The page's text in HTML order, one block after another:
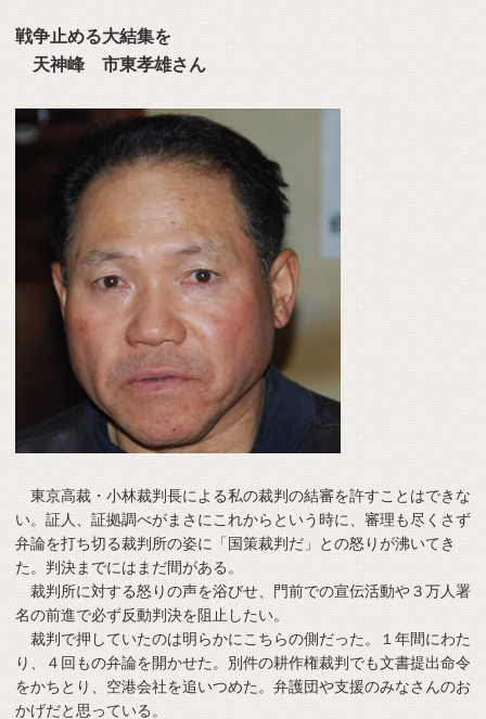
戦争止める大結集を
天神峰 市東孝雄さん
東京高裁・小林裁判長による私の裁判の結審を許すことはできな
い。証人、証拠調べがまさにこれからという時に、審理も尽くさず
弁論を打ち切る裁判所の姿に「国策裁判だ」との怒りが沸いてき
た。判決までにはまだ間がある。
裁判所に対する怒りの声を浴びせ、門前での宣伝活動や３万人署
名の前進で必ず反動判決を阻止したい。
裁判で押していたのは明らかにこちらの側だった。１年間にわた
り、４回もの弁論を開かせた。別件の耕作権裁判でも文書提出命令
をかちとり、空港会社を追いつめた。弁護団や支援のみなさんのお
かげだと思っている。